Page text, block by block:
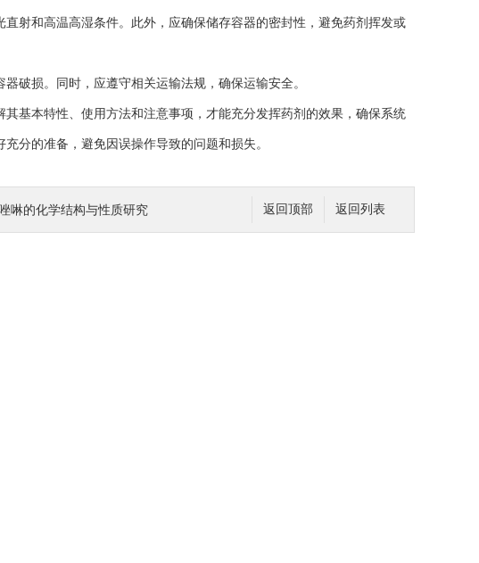
和高温高湿条件。此外，应确保储存容器的密封性，避免药剂挥发或
损。同时，应遵守相关运输法规，确保运输安全。
基本特性、使用方法和注意事项，才能充分发挥药剂的效果，确保系统
分的准备，避免因误操作导致的问题和损失。
返回列表
返回顶部
啉的化学结构与性质研究